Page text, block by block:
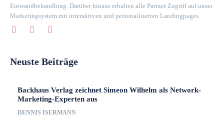
Einwandbehandlung. Darüber hinaus erhalten alle Partner Zugriff auf unser
Marketingsystem mit interaktiven und personalisierten Landingpages.
Neuste Beiträge
Backhaus Verlag zeichnet Simeon Wilhelm als Network-
Marketing-Experten aus
DENNIS ISERMANN